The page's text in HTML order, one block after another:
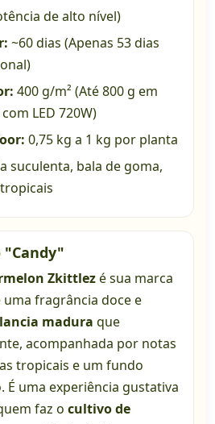
de alto nível)
~60 dias (Apenas 53 dias
400 g/m² (Até 800 g em
LED 720W)
0,75 kg a 1 kg por planta
suculenta, bala de goma,
"Candy"
Zkittlezé sua marca
fragrância doce e
madura que
acompanhada por notas
tropicais e um fundo
É uma experiência gustativa
faz o cultivo de